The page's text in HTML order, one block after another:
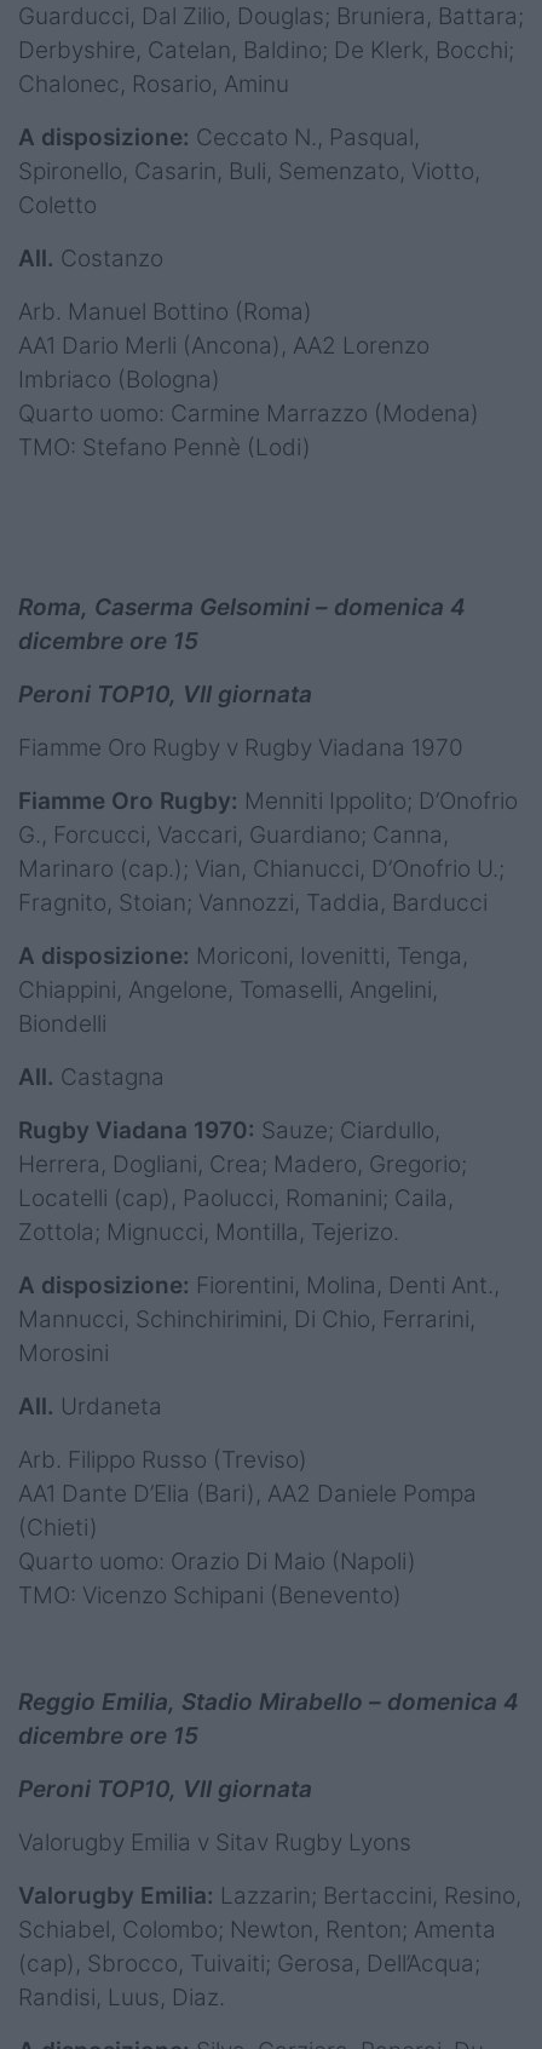
Guarducci, Dal Zilio, Douglas; Bruniera, Battara;
Derbyshire, Catelan, Baldino; De Klerk, Bocchi;
Chalonec, Rosario, Aminu
A disposizione: Ceccato N., Pasqual,
Spironello, Casarin, Buli, Semenzato, Viotto,
Coletto
All. Costanzo
Arb. Manuel Bottino (Roma)
AA1 Dario Merli (Ancona), AA2 Lorenzo
Imbriaco (Bologna)
Quarto uomo: Carmine Marrazzo (Modena)
TMO: Stefano Pennè (Lodi)
Roma, Caserma Gelsomini – domenica 4
dicembre ore 15
Peroni TOP10, VII giornata
Fiamme Oro Rugby v Rugby Viadana 1970
Fiamme Oro Rugby: Menniti Ippolito; D’Onofrio
G., Forcucci, Vaccari, Guardiano; Canna,
Marinaro (cap.); Vian, Chianucci, D’Onofrio U.;
Fragnito, Stoian; Vannozzi, Taddia, Barducci
A disposizione: Moriconi, Iovenitti, Tenga,
Chiappini, Angelone, Tomaselli, Angelini,
Biondelli
All. Castagna
Rugby Viadana 1970: Sauze; Ciardullo,
Herrera, Dogliani, Crea; Madero, Gregorio;
Locatelli (cap), Paolucci, Romanini; Caila,
Zottola; Mignucci, Montilla, Tejerizo.
A disposizione: Fiorentini, Molina, Denti Ant.,
Mannucci, Schinchirimini, Di Chio, Ferrarini,
Morosini
All. Urdaneta
Arb. Filippo Russo (Treviso)
AA1 Dante D’Elia (Bari), AA2 Daniele Pompa
(Chieti)
Quarto uomo: Orazio Di Maio (Napoli)
TMO: Vicenzo Schipani (Benevento)
Reggio Emilia, Stadio Mirabello – domenica 4
dicembre ore 15
Peroni TOP10, VII giornata
Valorugby Emilia v Sitav Rugby Lyons
Valorugby Emilia: Lazzarin; Bertaccini, Resino,
Schiabel, Colombo; Newton, Renton; Amenta
(cap), Sbrocco, Tuivaiti; Gerosa, Dell’Acqua;
Randisi, Luus, Diaz.